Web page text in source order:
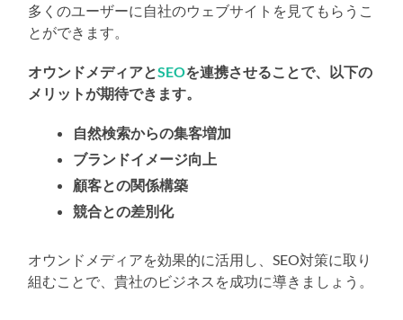
多くのユーザーに自社のウェブサイトを見てもらうこ
とができます。
オウンドメディアとSEOを連携させることで、以下の
メリットが期待できます。
自然検索からの集客増加
ブランドイメージ向上
顧客との関係構築
競合との差別化
オウンドメディアを効果的に活用し、SEO対策に取り
組むことで、貴社のビジネスを成功に導きましょう。